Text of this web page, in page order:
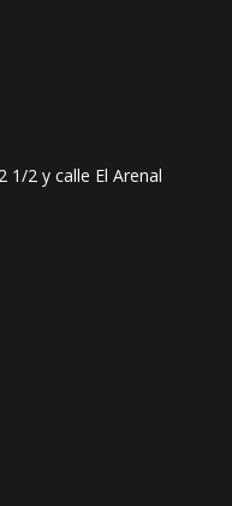
1/2 y calle El Arenal